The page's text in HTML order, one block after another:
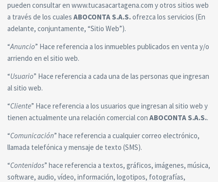
pueden consultar en www.tucasacartagena.com y otros sitios web
a través de los cuales ABOCONTA S.A.S.ofrezca los servicios (En
adelante, conjuntamente, “Sitio Web”).
“Anuncio” Hace referencia a los inmuebles publicados en venta y/o
arriendo en el sitio web.
“Usuario” Hace referencia a cada una de las personas que ingresan
al sitio web.
“Cliente” Hace referencia a los usuarios que ingresan al sitio web y
tienen actualmente una relación comercial con ABOCONTA S.A.S..
“Comunicación” hace referencia a cualquier correo electrónico,
llamada telefónica y mensaje de texto (SMS).
“Contenidos” hace referencia a textos, gráficos, imágenes, música,
software, audio, vídeo, información, logotipos, fotografías,